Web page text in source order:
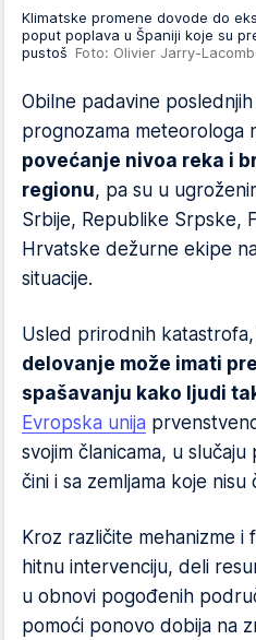
Klimatske promene dovode do
poput poplava u Španiji koje su
pustoš Foto: Olivier Jarry-
Obilne padavine
prognozama meteorologa
povećanje nivoa reka i
regionu, pa su u
Srbije, Republike Srpske,
Hrvatske dežurne ekipe
situacije.
Usled prirodnih katastrofa,
delovanje može imati
spašavanju kako ljudi
Evropska unija
svojim članicama, u
čini i sa zemljama koje nisu
Kroz različite mehanizme i
hitnu intervenciju, deli
u obnovi pogođenih
pomoći ponovo dobija na